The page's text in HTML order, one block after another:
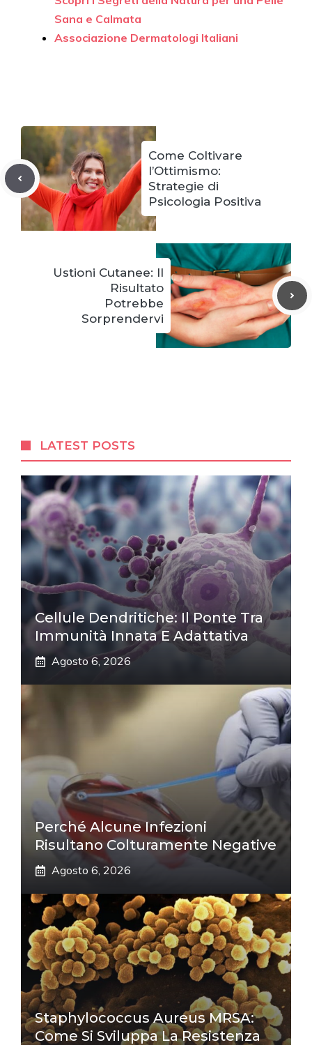
Sana e Calmata
Associazione Dermatologi Italiani
Come Coltivare
l’Ottimismo:
Strategie di
Psicologia Positiva
Ustioni Cutanee: Il
Risultato
Potrebbe
Sorprendervi
LATEST POSTS
Cellule Dendritiche: Il Ponte Tra
Immunità Innata E Adattativa
Agosto 6, 2026
Perché Alcune Infezioni
Risultano Colturamente Negative
Agosto 6, 2026
Staphylococcus Aureus MRSA:
Come Si Sviluppa La Resistenza